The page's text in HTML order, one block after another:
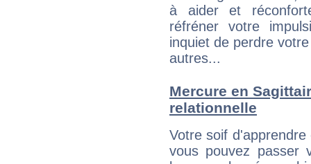
à aider et
réfréner votre
inquiet de perdre
autres...
Mercure en
relationnelle
Votre soif
vous pouvez passer